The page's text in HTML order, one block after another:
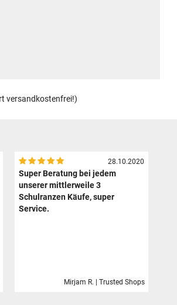
versandkostenfrei!)
28.10.2020
Super Beratung bei jedem
unserer mittlerweile 3
Schulranzen Käufe, super
Service.
Mirjam R. | Trusted Shops